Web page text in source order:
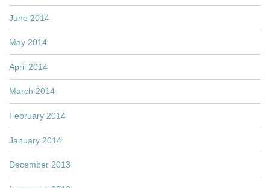
June 2014
May 2014
April 2014
March 2014
February 2014
January 2014
December 2013